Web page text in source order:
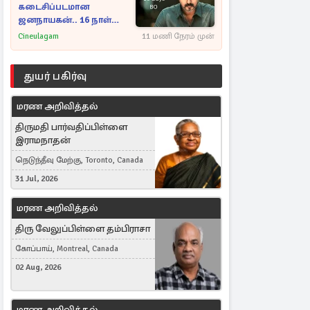
கடைசிப்படமான
ஜனநாயகன்.. 16 நாள்
பாக்ஸ் ஆபிஸ்
Cineulagam 11 மணி நேரம் முன்
துயர் பகிர்வு
மரண அறிவித்தல்
திருமதி பார்வதிப்பிள்ளை
இராமநாதன்
நெடுந்தீவு மேற்கு, Toronto, Canada
31 Jul, 2026
மரண அறிவித்தல்
திரு வேலுப்பிள்ளை தம்பிராசா
கோப்பாய், Montreal, Canada
02 Aug, 2026